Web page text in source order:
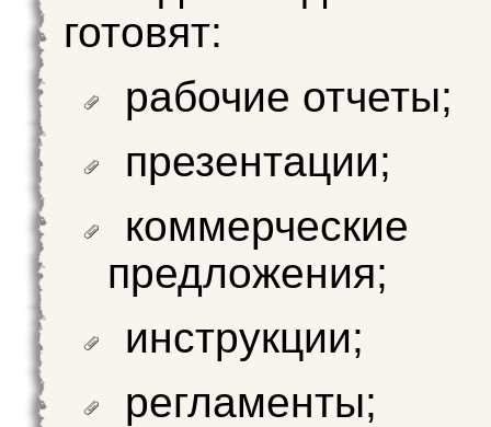
готовят:
рабочие отчеты;
презентации;
коммерческие
предложения;
инструкции;
регламенты;